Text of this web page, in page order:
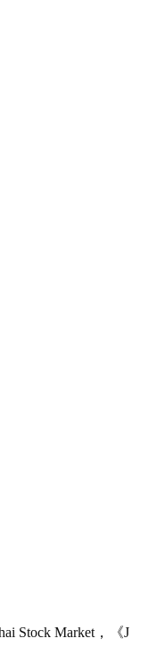
Stock Market ，《J